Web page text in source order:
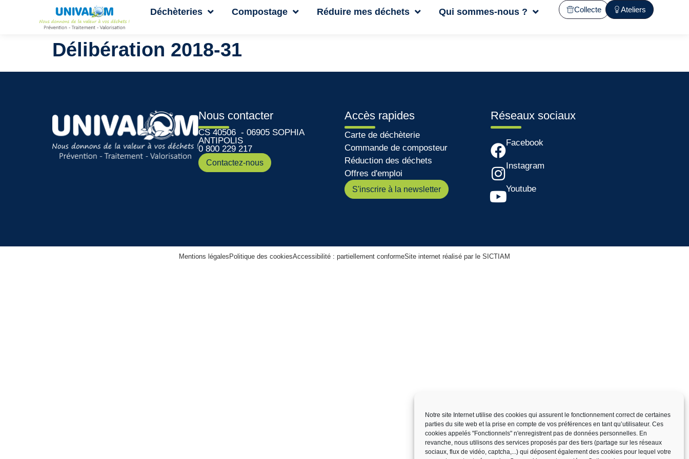
Notre site Internet utilise des cookies qui assurent le fonctionnement correct de certaines
parties du site web et la prise en compte de vos préférences en tant qu’utilisateur. Ces
cookies appelés "Fonctionnels" n'enregistrent pas de données personnelles. En
revanche, nous utilisons des services proposés par des tiers (partage sur les réseaux
sociaux, flux de vidéo, captcha,...) qui déposent également des cookies pour lequel votre
Déchèteries Compostage Réduire mes déchets Qui sommes-nous ? Collecte Ateliers
Délibération 2018-31
Nous contacter
CS 40506 - 06905 SOPHIA
ANTIPOLIS
0 800 229 217
Contactez-nous
Accès rapides
Carte de déchèterie
Commande de composteur
Réduction des déchets
Offres d'emploi
S'inscrire à la newsletter
Réseaux sociaux
Facebook
Instagram
Youtube
Mentions légales Politique des cookiesAccessibilité : partiellement conformeSite internet réalisé par le SICTIAM